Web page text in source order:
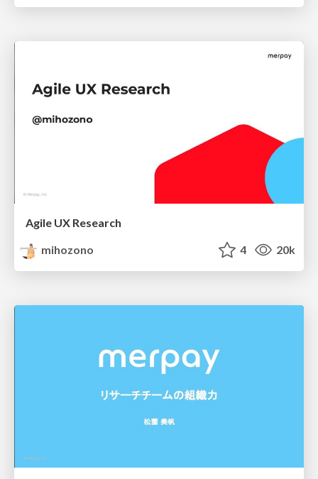
Agile UX Research
mihozono
4 20k